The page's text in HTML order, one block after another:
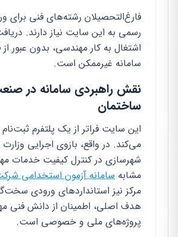
فارغ‌التحصیلان رشته‌های فنی برای
رسمی به این سایت نیاز دارند.
اشتغال به کار مهندسی، بدون عبور از
سامانه غیرممکن است.
نقش راهبردی سامانه در
ساختمان
این سایت فراتر از یک پلتفرم
می‌کند. در واقع، بازوی اجرایی وزارت
شهرسازی در کنترل کیفیت خدمات
مشابه سامانه آزمون استخدامی
مرکز نیز استانداردهای ورودی
هدف اصلی، اطمینان از دانش فنی
پروژه‌های ملی و خصوصی است.